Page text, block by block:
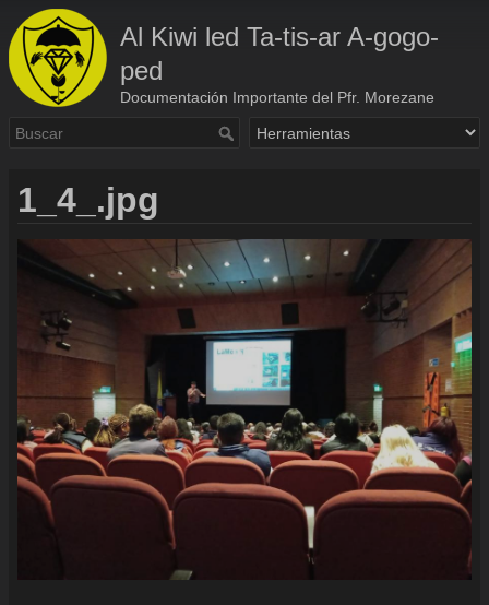
Al Kiwi led Ta-tis-ar A-gogo-
ped
Documentación Importante del Pfr. Morezane
1_4_.jpg